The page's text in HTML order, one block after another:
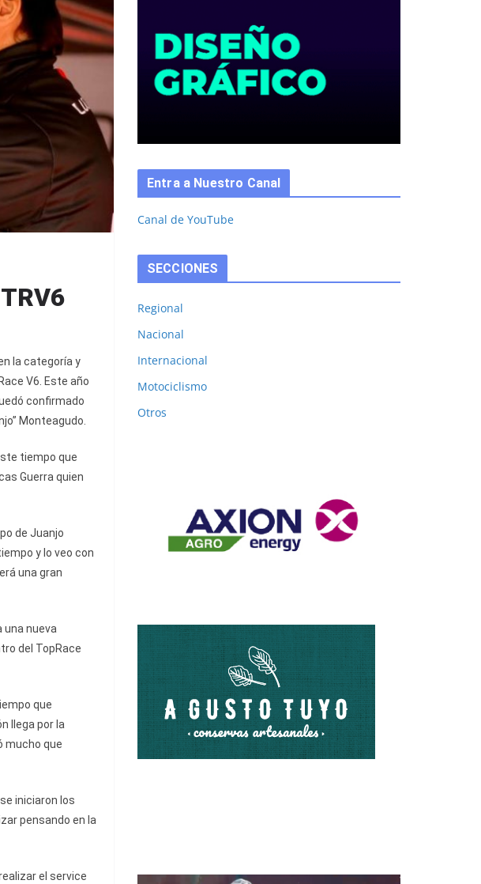
la categoría y
V6. Este año
confirmado
Monteagudo.
tiempo que
Guerra quien
de Juanjo
y lo veo con
una gran
una nueva
del TopRace
que
llega por la
mucho que
iniciaron los
pensando en la
el service
Entra a Nuestro Canal
Canal de YouTube
SECCIONES
Regional
Nacional
Internacional
Motociclismo
Otros